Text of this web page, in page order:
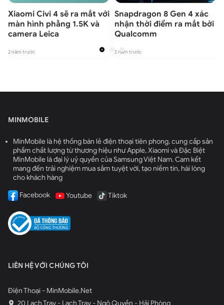
Xiaomi Civi 4 sẽ ra mắt với
màn hình phẳng 1.5K và
camera Leica
2 năm trước
Snapdragon 8 Gen 4 xác
nhận thời điểm ra mắt bởi
Qualcomm
2 năm trước
MINMOBILE
MinMobile là hệ thống bán lẻ điện thoại tiên phong, cung cấp sản
phẩm chất lượng từ thương hiệu như Apple, Xiaomi và Đặc Biệt
MinMobile là đại lý uỷ quyền của Samsung Việt Nam. Cam kết
mang đến trải nghiệm mua sắm tuyệt vời, tạo niềm tin, hài lòng
cho khách hàng
Facebook Youtube Tiktok
LIÊN HỆ VỚI CHÚNG TÔI
Điện Thoại - MinMobile.Net
20 Lạch Tray - Lạch Tray - Ngô Quyền - Hải Phòng